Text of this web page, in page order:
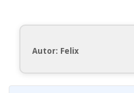
Autor: Felix